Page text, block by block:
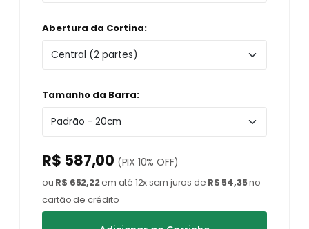
Abertura da Cortina:
Tamanho da Barra:
R$ 587,00 (PIX 10% OFF)
ou R$ 652,22em até 12x sem juros de R$ 54,35no
cartão de crédito